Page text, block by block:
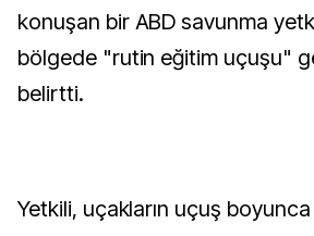
konuşan bir ABD savunma
bölgede "rutin eğitim uçuşu"
belirtti.
Yetkili, uçakların uçuş boyunca